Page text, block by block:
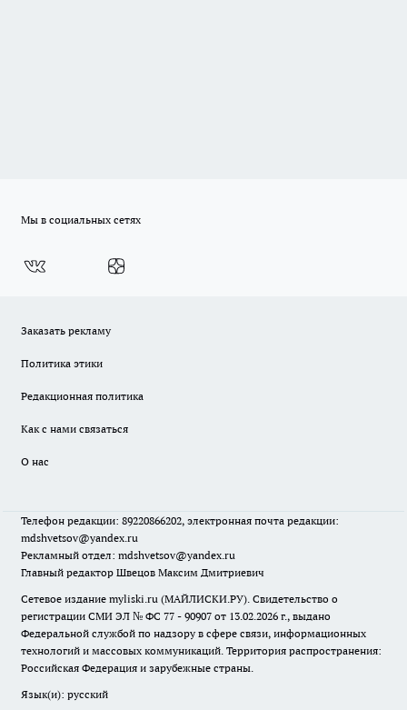
Мы в социальных сетях
Заказать рекламу
Политика этики
Редакционная политика
Как с нами связаться
О нас
Телефон редакции: 89220866202, электронная почта редакции:
mdshvetsov@yandex.ru
Рекламный отдел: mdshvetsov@yandex.ru
Главный редактор Швецов Максим Дмитриевич
Сетевое издание myliski.ru (МАЙЛИСКИ.РУ). Свидетельство о
регистрации СМИ ЭЛ № ФС 77 - 90907 от 13.02.2026 г., выдано
Федеральной службой по надзору в сфере связи, информационных
технологий и массовых коммуникаций. Территория распространения:
Российская Федерация и зарубежные страны.
Язык(и): русский